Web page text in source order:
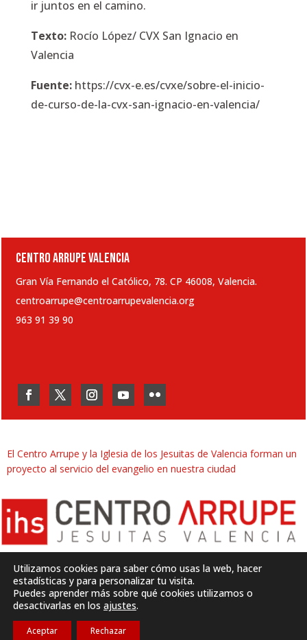
ir juntos en el camino.
Texto:Rocío López/ CVX San Ignacio en
Valencia
Fuente:https://cvx-e.es/cvxe/sobre-el-inicio-
de-curso-de-la-cvx-san-ignacio-en-valencia/
CENTRO ARRUPE VALENCIA
Gran Vía Fernando el Católico, 78. CP 46008, Valencia.
centroarrupe@centroarrupevalencia.org
963 91 39 90
El Centro Arrupe y la Iglesia de los Jesuitas de Valencia forman un
proyecto al servicio del evangelio en nuestra ciudad
Desarrollado porSJDigital
Utilizamos cookies para saber cómo usas la web, hacer
estadísticas y para personalizar tu visita.
Puedes aprender más sobre qué cookies utilizamos o
desactivarlas en los ajustes.
Aceptar Rechazar